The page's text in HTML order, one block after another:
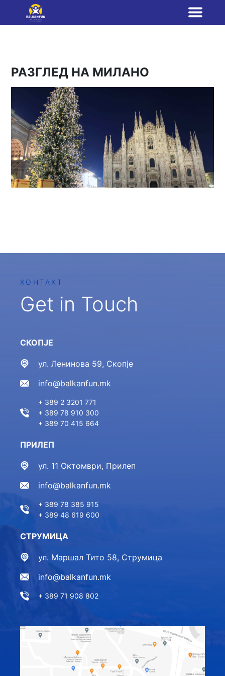
РАЗГЛЕД НА МИЛАНО
КОНТАКТ
Get in Touch
СКОПЈЕ
ул. Ленинова 59, Скопје
info@balkanfun.mk
+ 389 2 3201 771
+ 389 78 910 300
+ 389 70 415 664
ПРИЛЕП
ул. 11 Октомври, Прилеп
info@balkanfun.mk
+ 389 78 385 915
+ 389 48 619 600
СТРУМИЦА
ул. Маршал Тито 58, Струмица
info@balkanfun.mk
+ 389 71 908 802